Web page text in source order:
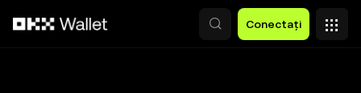
Conectați